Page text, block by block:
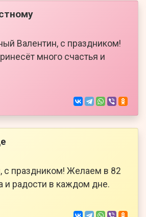
Валентин, с праздником!
много счастья и
с праздником! Желаем в 82
и радости в каждом дне.